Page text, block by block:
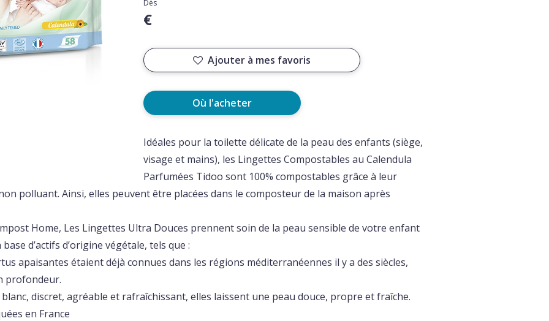
Dès
€
Ajouter à mes favoris
Où l'acheter
Idéales pour la toilette délicate de la peau des enfants (siège,
visage et mains), les Lingettes Compostables au Calendula
Parfumées Tidoo sont 100% compostables grâce à leur
polluant. Ainsi, elles peuvent être placées dans le composteur de la maison après
Home, Les Lingettes Ultra Douces prennent soin de la peau sensible de votre enfant
d’actifs d’origine végétale, tels que :
apaisantes étaient déjà connues dans les régions méditerranéennes il y a des siècles,
profondeur.
discret, agréable et rafraîchissant, elles laissent une peau douce, propre et fraîche.
en France